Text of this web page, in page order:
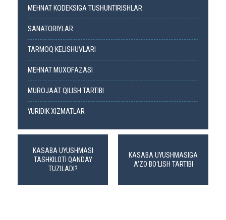
MEHNAT KODEKSIGA TUSHUNTIRISHLAR
SANATORIYLAR
TARMOQ KELISHUVLARI
MEHNAT MUXOFAZASI
MUROJAAT QILISH TARTIBI
YURIDIK XIZMATLAR
KASABA UYUSHMASI
TASHKILOTI QANDAY
TUZILADI?
KASABA UYUSHMASIGA
A’ZO BO‘LISH TARTIBI